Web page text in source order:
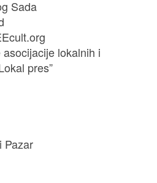
Sada
lokalnih i
pres”
Pazar